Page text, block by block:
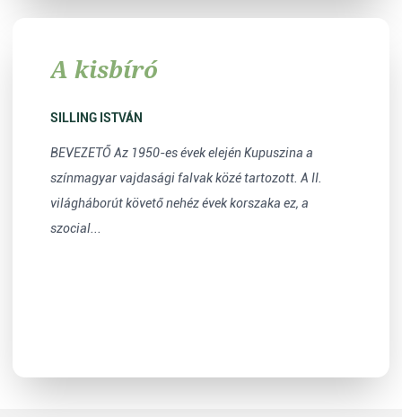
A kisbíró
SILLING ISTVÁN
BEVEZETŐ Az 1950-es évek elején Kupuszina a
színmagyar vajdasági falvak közé tartozott. A II.
világháborút követő nehéz évek korszaka ez, a
szocial...